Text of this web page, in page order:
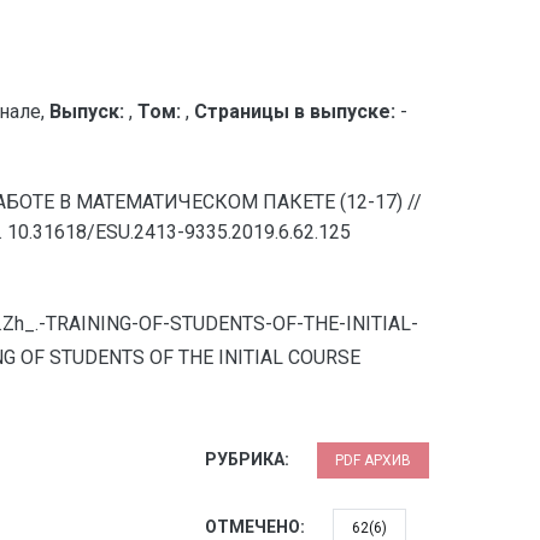
Выпуск: , Том: , Страницы в выпуске: -
В МАТЕМАТИЧЕСКОМ ПАКЕТЕ (12-17) //
ESU.2413-9335.2019.6.62.125
TRAINING-OF-STUDENTS-OF-THE-INITIAL-
OF STUDENTS OF THE INITIAL COURSE
РУБРИКА: PDF АРХИВ
ОТМЕЧЕНО: 62(6)